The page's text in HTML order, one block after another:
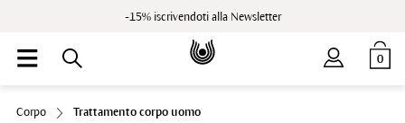
-15% iscrivendoti alla Newsletter
0
Corpo Trattamento corpo uomo